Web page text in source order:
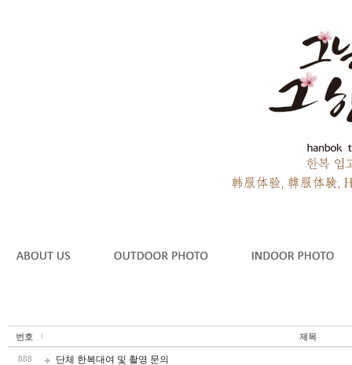
번호 제목
888 단체 한복대여 및 촬영 문의